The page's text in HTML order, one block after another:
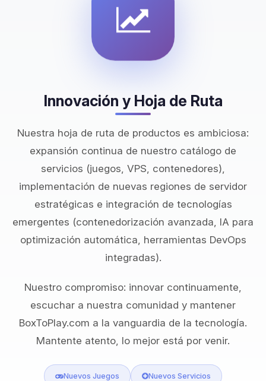
Innovación y Hoja de Ruta
Nuestra hoja de ruta de productos es ambiciosa:
expansión continua de nuestro catálogo de
servicios (juegos, VPS, contenedores),
implementación de nuevas regiones de servidor
estratégicas e integración de tecnologías
emergentes (contenedorización avanzada, IA para
optimización automática, herramientas DevOps
integradas).
Nuestro compromiso: innovar continuamente,
escuchar a nuestra comunidad y mantener
BoxToPlay.com a la vanguardia de la tecnología.
Mantente atento, lo mejor está por venir.
Nuevos Juegos Nuevos Servicios